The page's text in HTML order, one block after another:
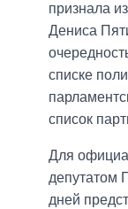
признала
Дениса
списке
список
Для
депутатом
дней